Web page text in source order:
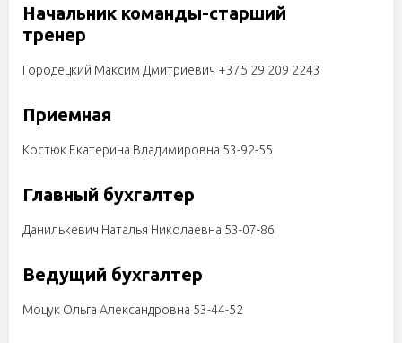
Начальник команды-старший
тренер
Городецкий Максим Дмитриевич +375 29 209 2243
Приемная
Костюк Екатерина Владимировна 53-92-55
Главный бухгалтер
Данилькевич Наталья Николаевна 53-07-86
Ведущий бухгалтер
Моцук Ольга Александровна 53-44-52